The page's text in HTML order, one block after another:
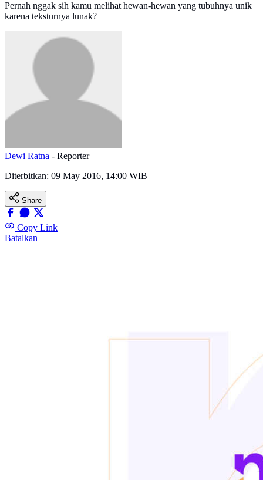
Pernah nggak sih kamu melihat hewan-hewan yang tubuhnya unik
karena teksturnya lunak?
Dewi Ratna - Reporter
Diterbitkan: 09 May 2016, 14:00 WIB
Share
Copy Link
Batalkan